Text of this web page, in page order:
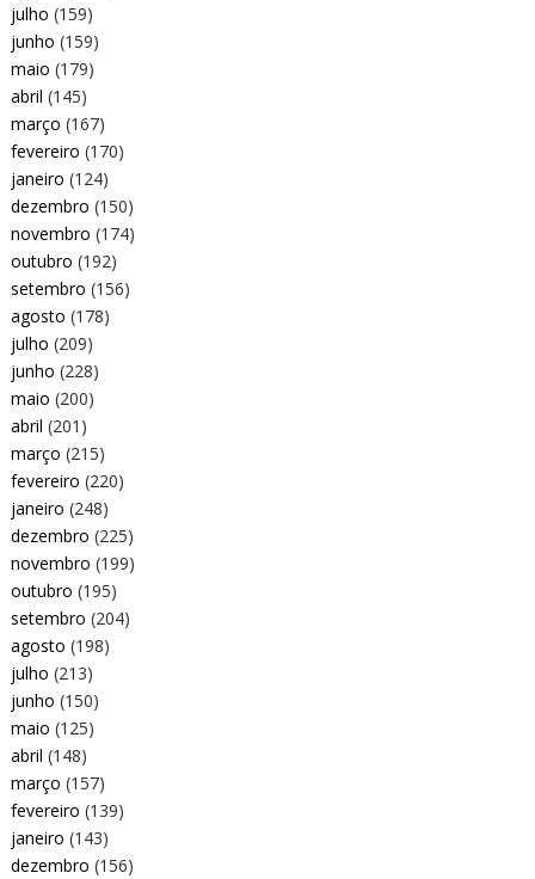
julho (159)
junho (159)
maio (179)
abril (145)
março (167)
fevereiro (170)
janeiro (124)
dezembro (150)
novembro (174)
outubro (192)
setembro (156)
agosto (178)
julho (209)
junho (228)
maio (200)
abril (201)
março (215)
fevereiro (220)
janeiro (248)
dezembro (225)
novembro (199)
outubro (195)
setembro (204)
agosto (198)
julho (213)
junho (150)
maio (125)
abril (148)
março (157)
fevereiro (139)
janeiro (143)
dezembro (156)